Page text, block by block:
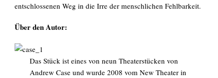
entschlossenen Weg in die Irre der menschlichen Fehlbarkeit.
Über den Autor:
Das Stück ist eines von neun Theaterstücken von
Andrew Case und wurde 2008 vom New Theater in